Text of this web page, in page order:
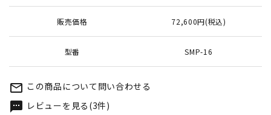
販売価格 72,600円(税込)
型番 SMP-16
mail_outline この商品について問い合わせる
textsms レビューを見る(3件)